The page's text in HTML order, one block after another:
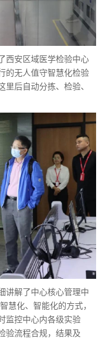
西安区域医学检验中心
的无人值守智慧化检验
后自动分拣、检验、
讲解了中心核心管理中
慧化、智能化的方式，
监控中心内各级实验
验流程合规，结果及